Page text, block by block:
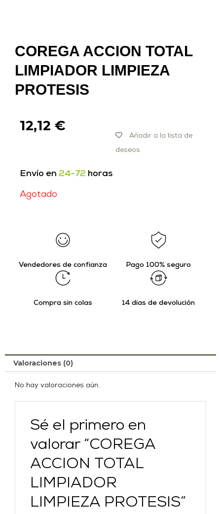
COREGA ACCION TOTAL
LIMPIADOR LIMPIEZA
PROTESIS
12,12 €
Añadir a la lista de
deseos
Envío en 24-72 horas
Agotado
Vendedores de confianza Pago 100% seguro
Compra sin colas 14 días de devolución
Valoraciones (0)
No hay valoraciones aún.
Sé el primero en
valorar “COREGA
ACCION TOTAL
LIMPIADOR
LIMPIEZA PROTESIS”